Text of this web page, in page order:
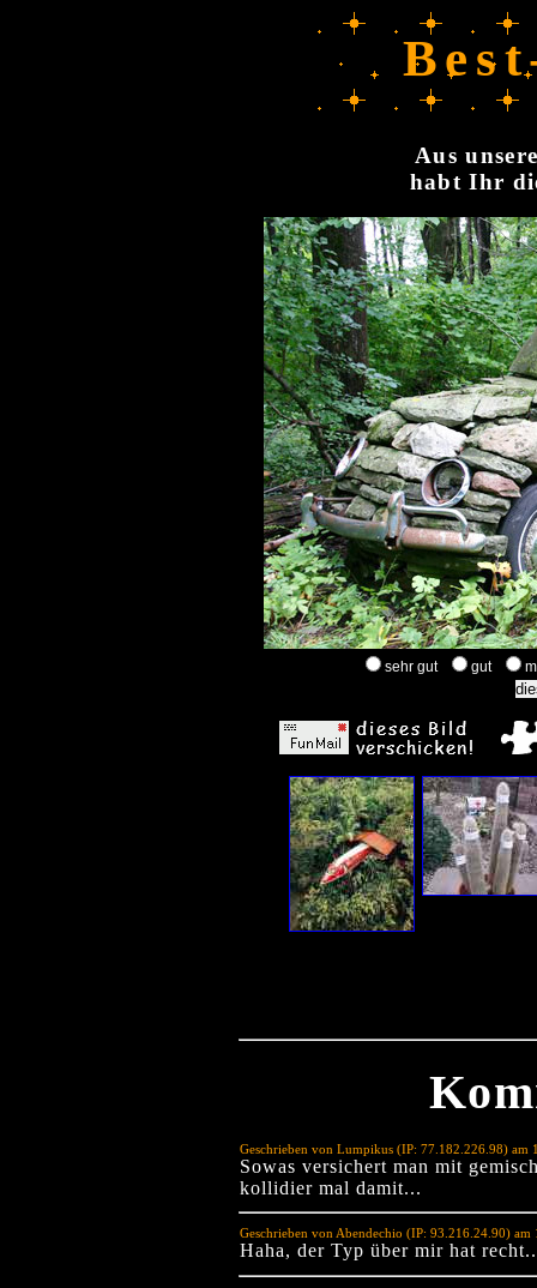
Aus
habt Ihr
sehr gut gut
Geschrieben von Lumpikus (IP: 77.182.226.98) am
Sowas versichert man mit
kollidier mal damit...
Geschrieben von Abendechio (IP: 93.216.24.90)
Haha, der Typ über mir hat